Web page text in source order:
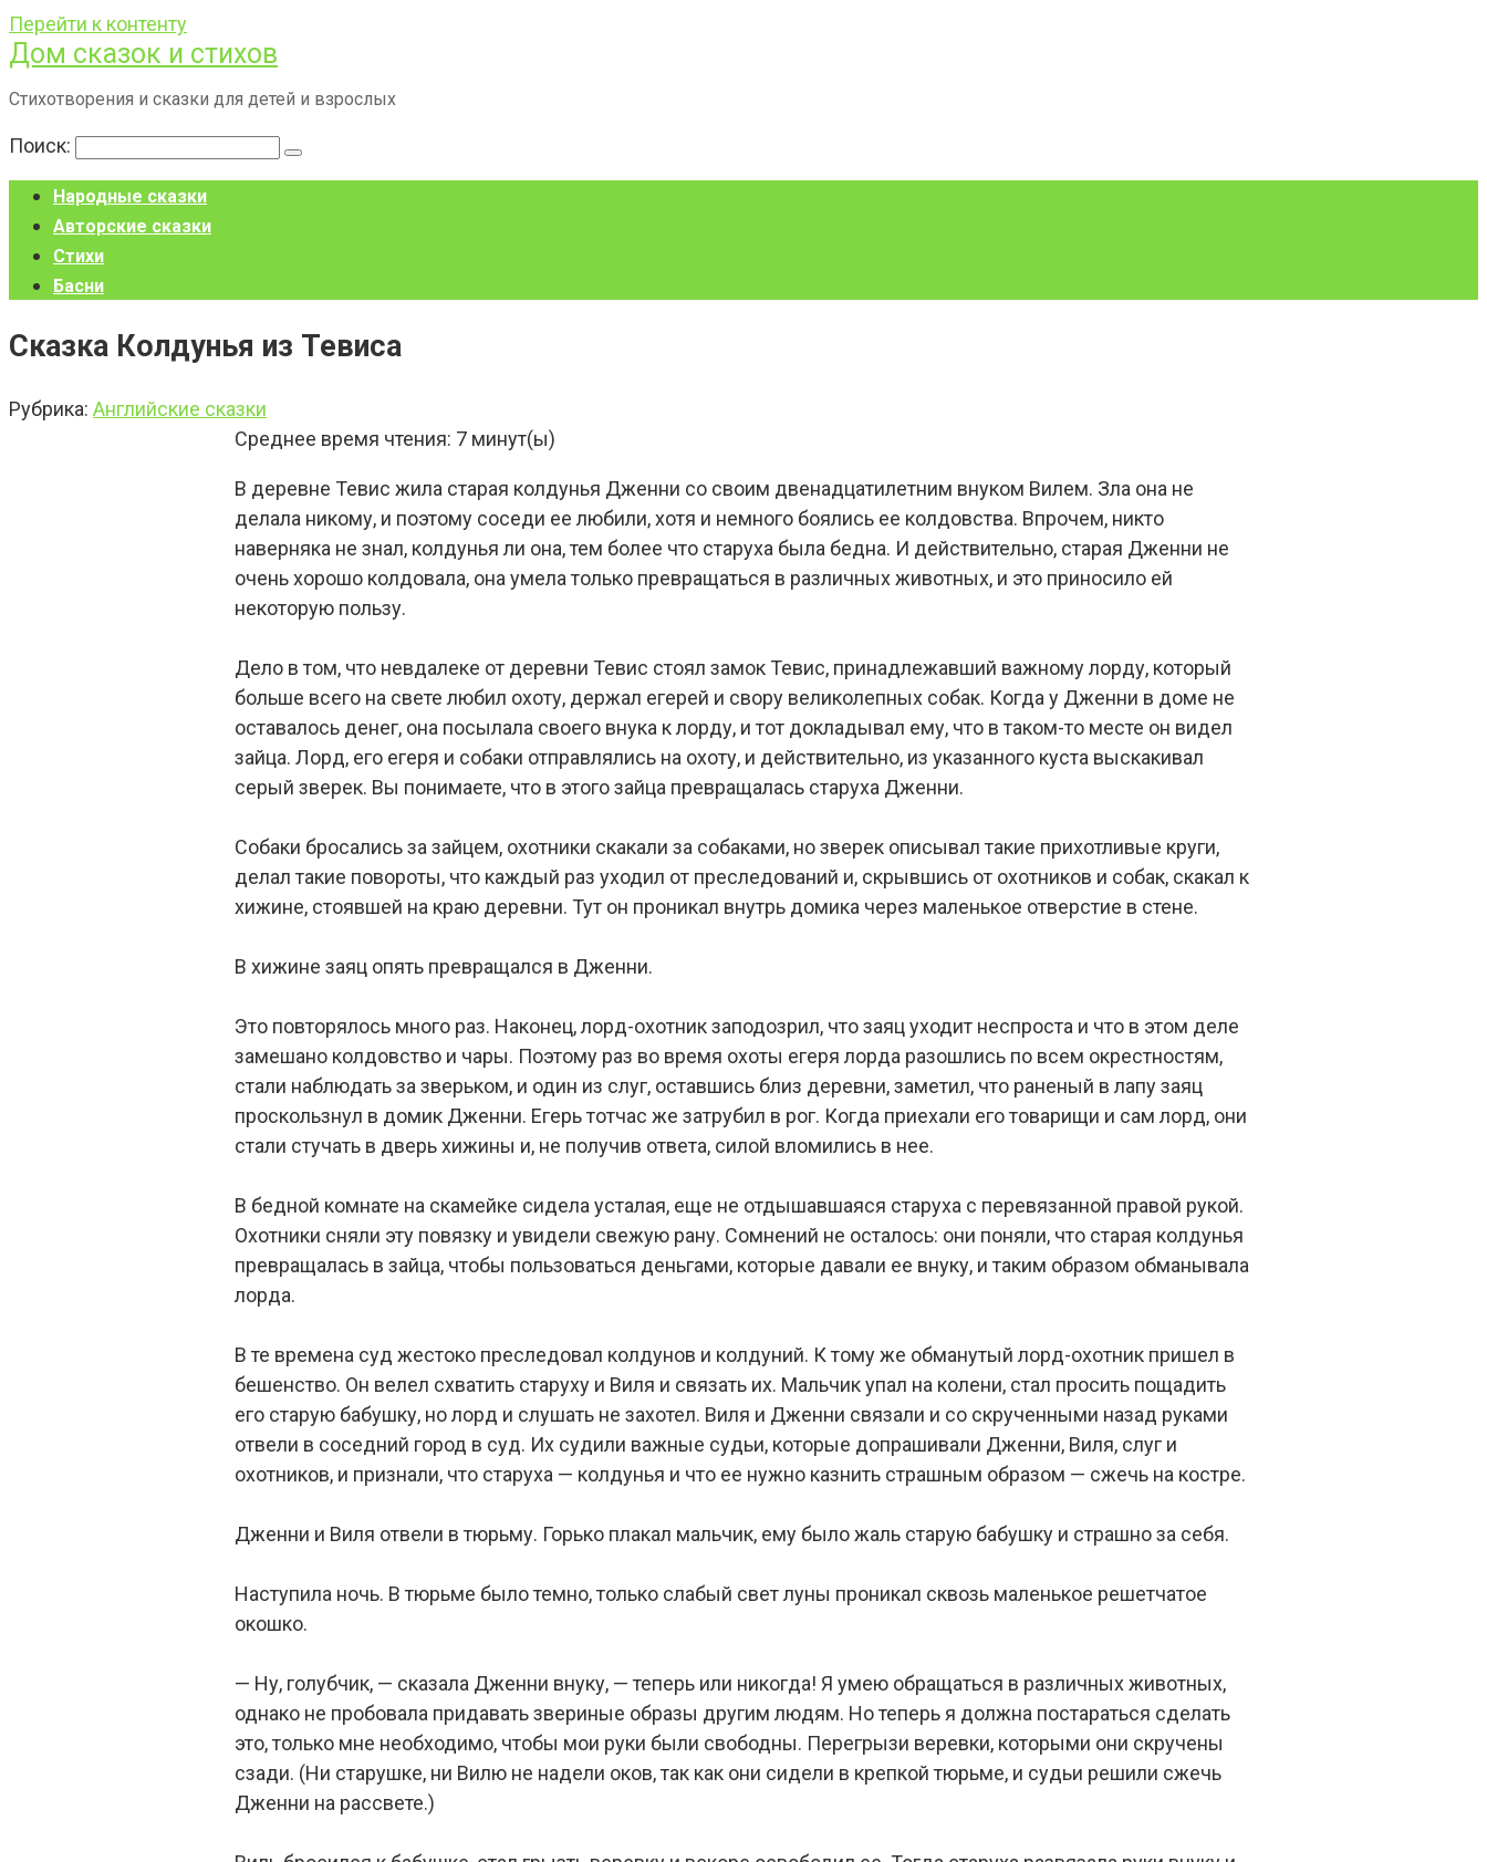
Перейти к контенту
Дом сказок и стихов
Стихотворения и сказки для детей и взрослых
Поиск:
Народные сказки
Авторские сказки
Стихи
Басни
Сказка Колдунья из Тевиса
Рубрика: Английские сказки
Среднее время чтения: 7 минут(ы)
В деревне Тевис жила старая колдунья Дженни со своим двенадцатилетним внуком Вилем. Зла она не
делала никому, и поэтому соседи ее любили, хотя и немного боялись ее колдовства. Впрочем, никто
наверняка не знал, колдунья ли она, тем более что старуха была бедна. И действительно, старая Дженни не
очень хорошо колдовала, она умела только превращаться в различных животных, и это приносило ей
некоторую пользу.
Дело в том, что невдалеке от деревни Тевис стоял замок Тевис, принадлежавший важному лорду, который
больше всего на свете любил охоту, держал егерей и свору великолепных собак. Когда у Дженни в доме не
оставалось денег, она посылала своего внука к лорду, и тот докладывал ему, что в таком-то месте он видел
зайца. Лорд, его егеря и собаки отправлялись на охоту, и действительно, из указанного куста выскакивал
серый зверек. Вы понимаете, что в этого зайца превращалась старуха Дженни.
Собаки бросались за зайцем, охотники скакали за собаками, но зверек описывал такие прихотливые круги,
делал такие повороты, что каждый раз уходил от преследований и, скрывшись от охотников и собак, скакал к
хижине, стоявшей на краю деревни. Тут он проникал внутрь домика через маленькое отверстие в стене.
В хижине заяц опять превращался в Дженни.
Это повторялось много раз. Наконец, лорд-охотник заподозрил, что заяц уходит неспроста и что в этом деле
замешано колдовство и чары. Поэтому раз во время охоты егеря лорда разошлись по всем окрестностям,
стали наблюдать за зверьком, и один из слуг, оставшись близ деревни, заметил, что раненый в лапу заяц
проскользнул в домик Дженни. Егерь тотчас же затрубил в рог. Когда приехали его товарищи и сам лорд, они
стали стучать в дверь хижины и, не получив ответа, силой вломились в нее.
В бедной комнате на скамейке сидела усталая, еще не отдышавшаяся старуха с перевязанной правой рукой.
Охотники сняли эту повязку и увидели свежую рану. Сомнений не осталось: они поняли, что старая колдунья
превращалась в зайца, чтобы пользоваться деньгами, которые давали ее внуку, и таким образом обманывала
лорда.
В те времена суд жестоко преследовал колдунов и колдуний. К тому же обманутый лорд-охотник пришел в
бешенство. Он велел схватить старуху и Виля и связать их. Мальчик упал на колени, стал просить пощадить
его старую бабушку, но лорд и слушать не захотел. Виля и Дженни связали и со скрученными назад руками
отвели в соседний город в суд. Их судили важные судьи, которые допрашивали Дженни, Виля, слуг и
охотников, и признали, что старуха — колдунья и что ее нужно казнить страшным образом — сжечь на костре.
Дженни и Виля отвели в тюрьму. Горько плакал мальчик, ему было жаль старую бабушку и страшно за себя.
Наступила ночь. В тюрьме было темно, только слабый свет луны проникал сквозь маленькое решетчатое
окошко.
— Ну, голубчик, — сказала Дженни внуку, — теперь или никогда! Я умею обращаться в различных животных,
однако не пробовала придавать звериные образы другим людям. Но теперь я должна постараться сделать
это, только мне необходимо, чтобы мои руки были свободны. Перегрызи веревки, которыми они скручены
сзади. (Ни старушке, ни Вилю не надели оков, так как они сидели в крепкой тюрьме, и судьи решили сжечь
Дженни на рассвете.)